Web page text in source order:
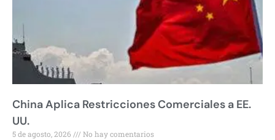
China Aplica Restricciones Comerciales a EE.
UU.
5 de agosto, 2026 No hay comentarios